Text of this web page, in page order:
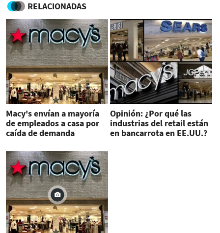
RELACIONADAS
Macy's envían a mayoría
de empleados a casa por
caída de demanda
Opinión: ¿Por qué las
industrias del retail están
en bancarrota en EE.UU.?